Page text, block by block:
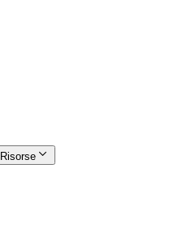
Risorse​​